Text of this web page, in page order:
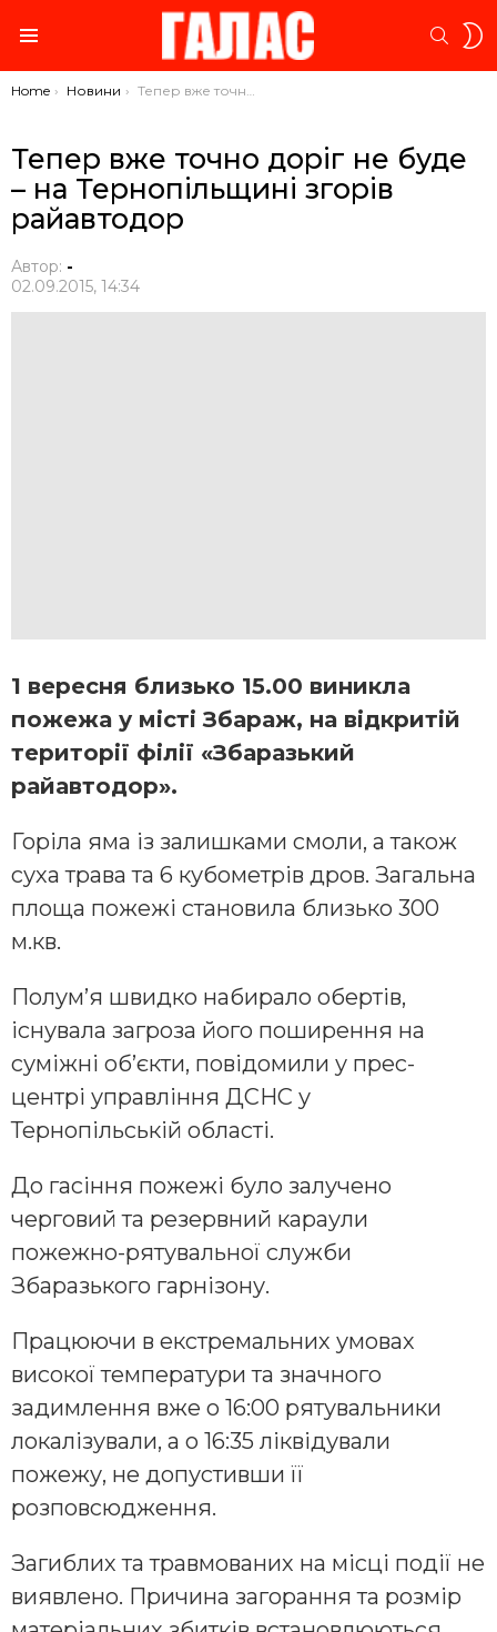
You are here:
Home Новини Тепер вже точно доріг не буде – на Тернопільщині згорів райавтодор
Тепер вже точно доріг не буде
– на Тернопільщині згорів
райавтодор
Автор: -
02.09.2015, 14:34
1 вересня близько 15.00 виникла
пожежа у місті Збараж, на відкритій
території філії «Збаразький
райавтодор».
Горіла яма із залишками смоли, а також
суха трава та 6 кубометрів дров. Загальна
площа пожежі становила близько 300
м.кв.
Полум’я швидко набирало обертів,
існувала загроза його поширення на
суміжні об’єкти, повідомили у прес-
центрі управління ДСНС у
Тернопільській області.
До гасіння пожежі було залучено
черговий та резервний караули
пожежно-рятувальної служби
Збаразького гарнізону.
Працюючи в екстремальних умовах
високої температури та значного
задимлення вже о 16:00 рятувальники
локалізували, а о 16:35 ліквідували
пожежу, не допустивши її
розповсюдження.
Загиблих та травмованих на місці події не
виявлено. Причина загорання та розмір